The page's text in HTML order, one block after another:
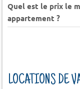
Quel est le prix le
appartement ?
LOCATIONS DE